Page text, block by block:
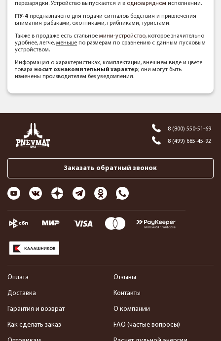
перезарядки. Устройство выпускается и в однозарядном исполнении.
ПУ-4 предназначено для подачи сигналов бедствия и привлечения
внимания рыбаками, охотниками, грибниками, туристами.
Также в продаже есть стальное мини-устройство, которое значительно
удобнее, легче, меньше по размерам по сравнению с данным пусковым
устройством.
Информация о характеристиках, комплектации, внешнем виде и цвете
товара носит ознакомительный характер; они могут быть
изменены производителем без уведомления.
8 (800) 550-51-69
8 (499) 685-45-92
Заказать обратный звонок
Оплата
Доставка
Гарантия и возврат
Как сделать заказ
Отзывы
Контакты
О компании
FAQ (частые вопросы)